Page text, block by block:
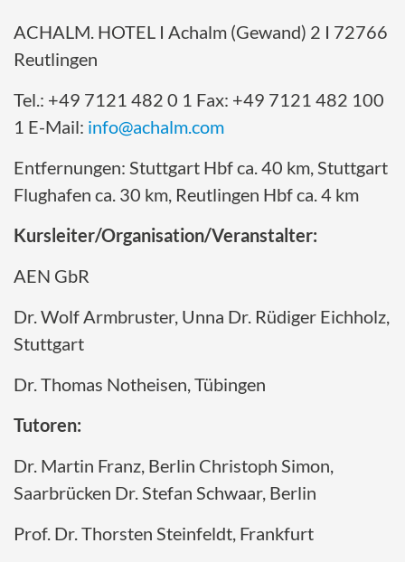
ACHALM. HOTEL I Achalm (Gewand) 2 I 72766
Reutlingen
Tel.: +49 7121 482 0 1 Fax: +49 7121 482 100
1 E-Mail: info@achalm.com
Entfernungen: Stuttgart Hbf ca. 40 km, Stuttgart
Flughafen ca. 30 km, Reutlingen Hbf ca. 4 km
Kursleiter/Organisation/Veranstalter:
AEN GbR
Dr. Wolf Armbruster, Unna Dr. Rüdiger Eichholz,
Stuttgart
Dr. Thomas Notheisen, Tübingen
Tutoren:
Dr. Martin Franz, Berlin Christoph Simon,
Saarbrücken Dr. Stefan Schwaar, Berlin
Prof. Dr. Thorsten Steinfeldt, Frankfurt